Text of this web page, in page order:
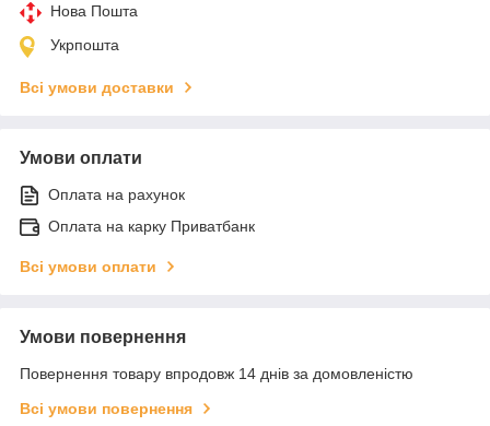
Нова Пошта
Укрпошта
Всі умови доставки
Умови оплати
Оплата на рахунок
Оплата на карку Приватбанк
Всі умови оплати
Умови повернення
Повернення товару впродовж 14 днів за домовленістю
Всі умови повернення